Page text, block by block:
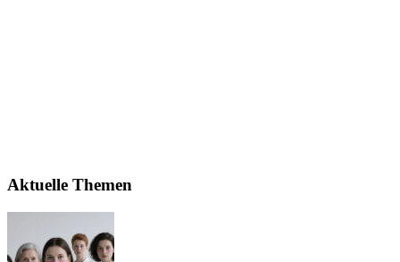
Aktuelle Themen